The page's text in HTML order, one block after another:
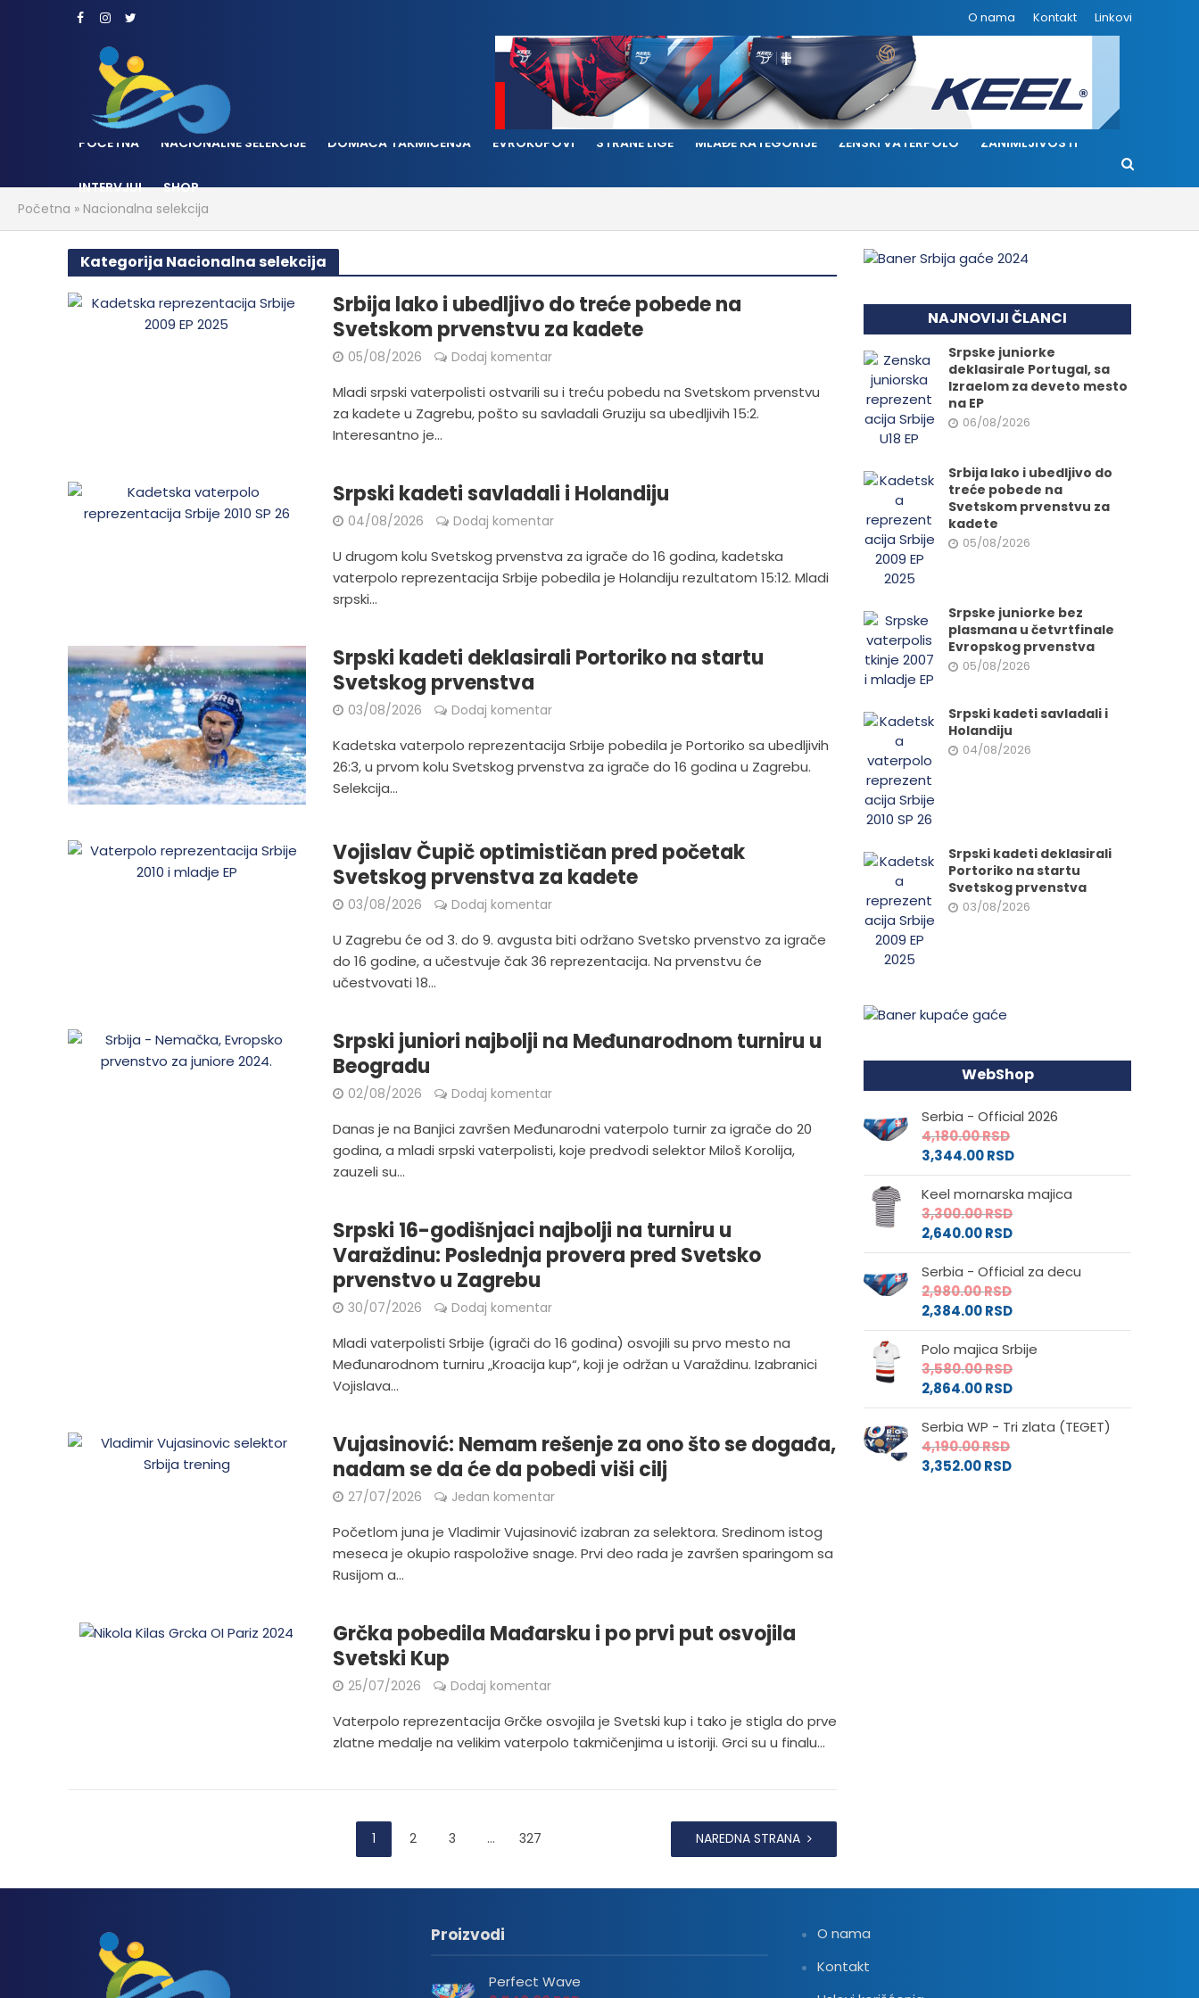
O nama Kontakt Linkovi
POČETNA NACIONALNE SELEKCIJE DOMAĆA TAKMIČENJA EVROKUPOVI STRANE LIGE MLAĐE KATEGORIJE ŽENSKI VATERPOLO ZANIMLJIVOSTI
INTERVJUI
SHOP
Početna » Nacionalna selekcija
Kategorija Nacionalna selekcija
Srbija lako i ubedljivo do treće pobede na
Svetskom prvenstvu za kadete
05/08/2026 Dodaj komentar
Mladi srpski vaterpolisti ostvarili su i treću pobedu na Svetskom prvenstvu
za kadete u Zagrebu, pošto su savladali Gruziju sa ubedljivih 15:2.
Interesantno je...
Srpski kadeti savladali i Holandiju
04/08/2026 Dodaj komentar
U drugom kolu Svetskog prvenstva za igrače do 16 godina, kadetska
vaterpolo reprezentacija Srbije pobedila je Holandiju rezultatom 15:12. Mladi
srpski...
Srpski kadeti deklasirali Portoriko na startu
Svetskog prvenstva
03/08/2026 Dodaj komentar
Kadetska vaterpolo reprezentacija Srbije pobedila je Portoriko sa ubedljivih
26:3, u prvom kolu Svetskog prvenstva za igrače do 16 godina u Zagrebu.
Selekcija...
Vojislav Čupič optimističan pred početak
Svetskog prvenstva za kadete
03/08/2026 Dodaj komentar
U Zagrebu će od 3. do 9. avgusta biti održano Svetsko prvenstvo za igrače
do 16 godine, a učestvuje čak 36 reprezentacija. Na prvenstvu će
učestvovati 18...
Srpski juniori najbolji na Međunarodnom turniru u
Beogradu
02/08/2026 Dodaj komentar
Danas je na Banjici završen Međunarodni vaterpolo turnir za igrače do 20
godina, a mladi srpski vaterpolisti, koje predvodi selektor Miloš Korolija,
zauzeli su...
Srpski 16-godišnjaci najbolji na turniru u
Varaždinu: Poslednja provera pred Svetsko
prvenstvo u Zagrebu
30/07/2026 Dodaj komentar
Mladi vaterpolisti Srbije (igrači do 16 godina) osvojili su prvo mesto na
Međunarodnom turniru „Kroacija kup“, koji je održan u Varaždinu. Izabranici
Vojislava...
Vujasinović: Nemam rešenje za ono što se događa,
nadam se da će da pobedi viši cilj
27/07/2026 Jedan komentar
Početlom juna je Vladimir Vujasinović izabran za selektora. Sredinom istog
meseca je okupio raspoložive snage. Prvi deo rada je završen sparingom sa
Rusijom a...
Grčka pobedila Mađarsku i po prvi put osvojila
Svetski Kup
25/07/2026 Dodaj komentar
Vaterpolo reprezentacija Grčke osvojila je Svetski kup i tako je stigla do prve
zlatne medalje na velikim vaterpolo takmičenjima u istoriji. Grci su u finalu...
1 2 3 … 327 NAREDNA STRANA
NAJNOVIJI ČLANCI
Srpske juniorke
deklasirale Portugal, sa
Izraelom za deveto mesto
na EP
06/08/2026
Srbija lako i ubedljivo do
treće pobede na
Svetskom prvenstvu za
kadete
05/08/2026
Srpske juniorke bez
plasmana u četvrtfinale
Evropskog prvenstva
05/08/2026
Srpski kadeti savladali i
Holandiju
04/08/2026
Srpski kadeti deklasirali
Portoriko na startu
Svetskog prvenstva
03/08/2026
WebShop
Serbia - Official 2026
4,180.00RSD
3,344.00RSD
Keel mornarska majica
3,300.00RSD
2,640.00RSD
Serbia - Official za decu
2,980.00RSD
2,384.00RSD
Polo majica Srbije
3,580.00RSD
2,864.00RSD
Serbia WP - Tri zlata (TEGET)
4,190.00RSD
3,352.00RSD
Proizvodi
Perfect Wave
O nama
Kontakt